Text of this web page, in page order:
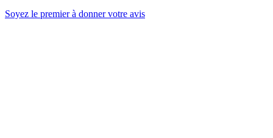
Soyez le premier à donner votre avis